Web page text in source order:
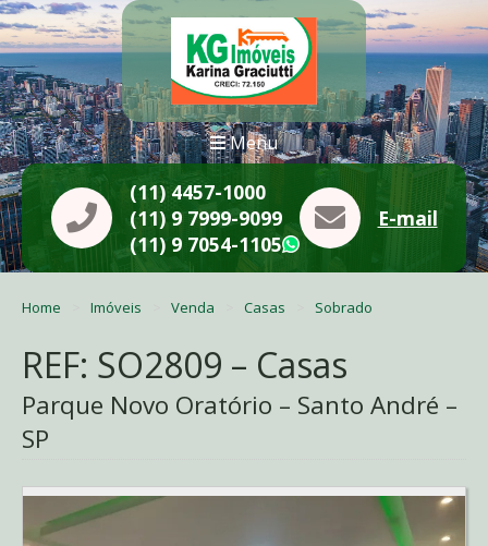
Menu
(11) 4457-1000
(11) 9 7999-9099
(11) 9 7054-1105
WhatsApp
E-mail
Home Imóveis Venda Casas Sobrado
REF: SO2809 – Casas
Parque Novo Oratório – Santo André –
SP